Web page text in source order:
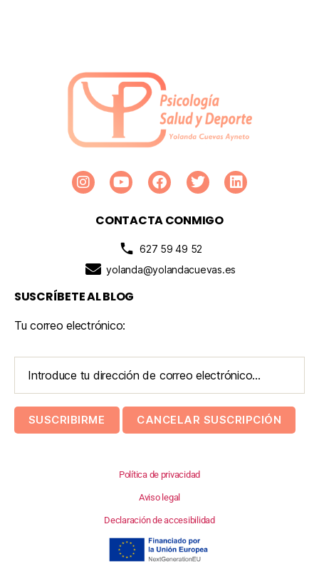
CONTACTA CONMIGO
627 59 49 52
yolanda@yolandacuevas.es
SUSCRÍBETE AL BLOG
Tu correo electrónico:
Política de privacidad
Aviso legal
Declaración de accesibilidad